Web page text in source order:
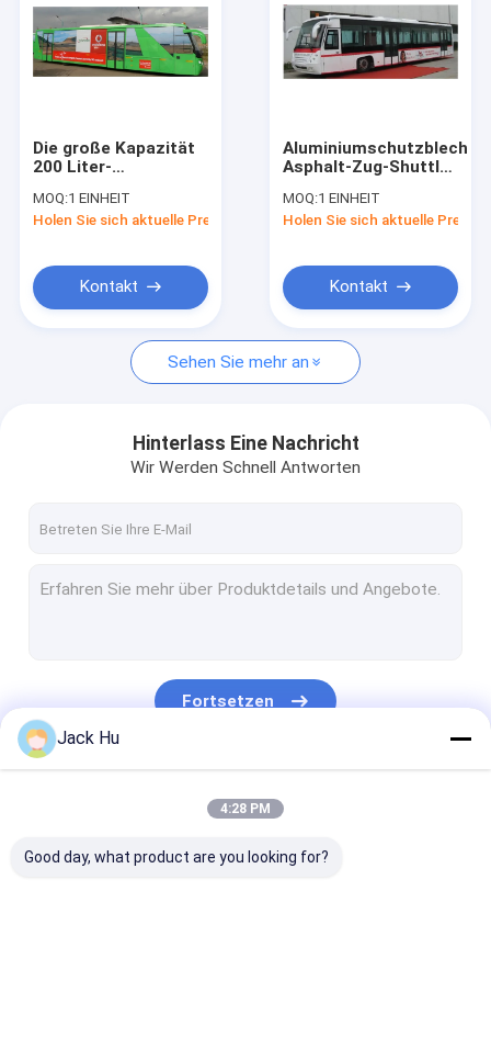
Über uns
Fordern Sie ein Zitat
Flughafen-Schutzblech-Bus
Selbstfahrende Passagier-Treppe
Flughafen Ambulift
Flughafentransfer-Bus
Die große Kapazität
200 Liter-
niedriger Boden
transportiert
MOQ:1 EINHEIT
Holen Sie sich aktuelle Preis
Kontakt
Aluminiumschutzblech-
Asphalt-Zug-Shuttle-
13m×3m×3m
MOQ:1 EINHEIT
Holen Sie sich aktuelle Preis
Kontakt
Sehen Sie mehr an
Hinterlass Eine Nachricht
Wir Werden Schnell Antworten
Fortsetzen
Jack Hu
4:28 PM
Good day, what product are you looking for?